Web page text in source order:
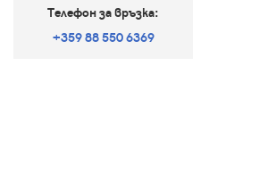
Телефон за връзка:
+359 88 550 6369